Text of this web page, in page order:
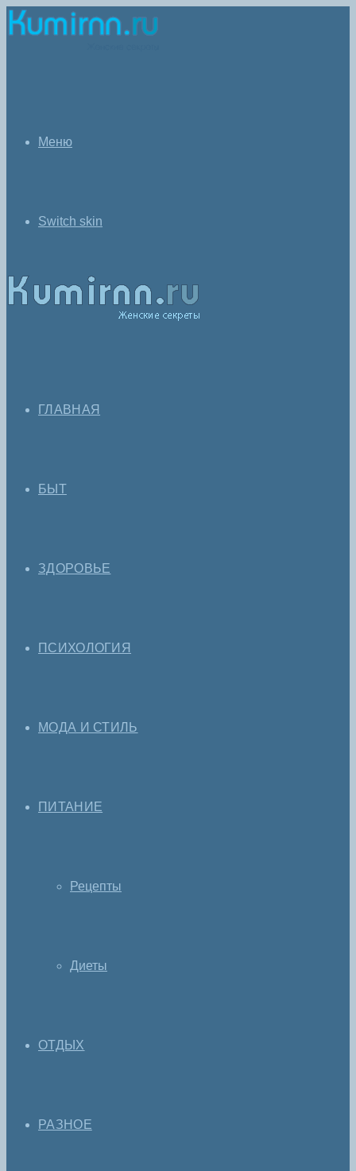
Меню
Switch skin
ГЛАВНАЯ
БЫТ
ЗДОРОВЬЕ
ПСИХОЛОГИЯ
МОДА И СТИЛЬ
ПИТАНИЕ
Рецепты
Диеты
ОТДЫХ
РАЗНОЕ